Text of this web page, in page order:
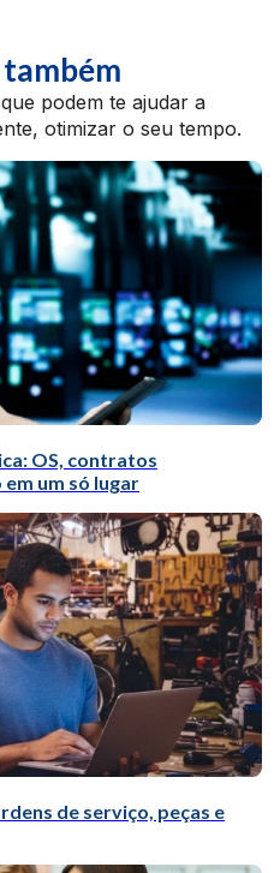
podem te ajudar a
otimizar o seu tempo.
OS, contratos
um só lugar
de serviço, peças e